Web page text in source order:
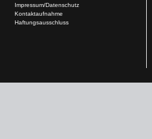
Impressum/Datenschutz
Kontaktaufnahme
Haftungsausschluss